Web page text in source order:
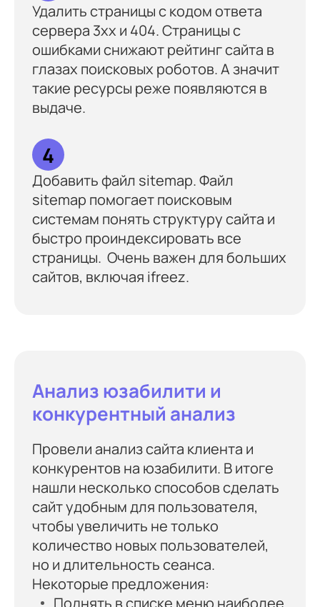
Удалить страницы с кодом ответа
сервера 3хх и 404. Страницы с
ошибками снижают рейтинг сайта в
глазах поисковых роботов. А значит
такие ресурсы реже появляются в
выдаче.
4
Добавить файл sitemap. Файл
sitemap помогает поисковым
системам понять структуру сайта и
быстро проиндексировать все
страницы. Очень важен для больших
сайтов, включая ifreez.
Анализ юзабилити и
конкурентный анализ
Провели анализ сайта клиента и
конкурентов на юзабилити. В итоге
нашли несколько способов сделать
сайт удобным для пользователя,
чтобы увеличить не только
количество новых пользователей,
но и длительность сеанса.
Некоторые предложения: